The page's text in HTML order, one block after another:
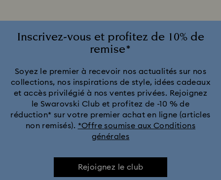
Inscrivez-vous et profitez de 10% de
remise*
Soyez le premier à recevoir nos actualités sur nos
collections, nos inspirations de style, idées cadeaux
et accès privilégié à nos ventes privées. Rejoignez
le Swarovski Club et profitez de -10 % de
réduction* sur votre premier achat en ligne (articles
non remisés). *Offre soumise aux Conditions
générales
Rejoignez le club